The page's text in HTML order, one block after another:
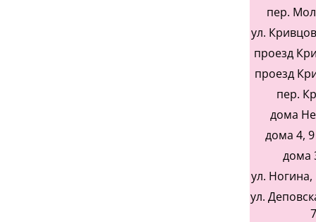
пер.
ул.
проезд
проезд
пер.
дома
дома 4,
дома
ул.
ул.